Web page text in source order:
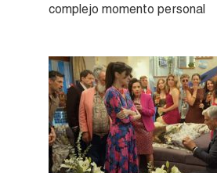
complejo momento personal